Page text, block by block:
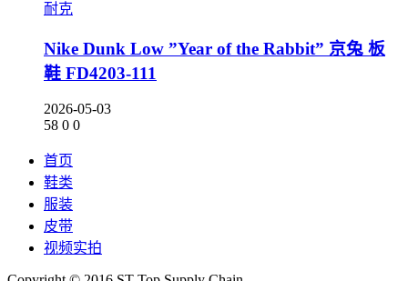
耐克
Nike Dunk Low ”Year of the Rabbit” 京兔 板
鞋 FD4203-111
2026-05-03
58 0 0
首页
鞋类
服装
皮带
视频实拍